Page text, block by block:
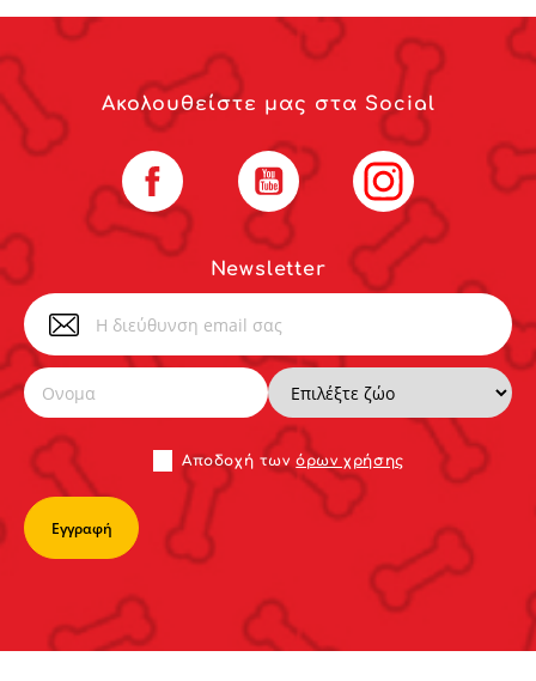
Newsletter
Αποδoχή τωνόρων χρήσης
Ακολουθείστε μας στα Social
Facebook YouTube Instagram